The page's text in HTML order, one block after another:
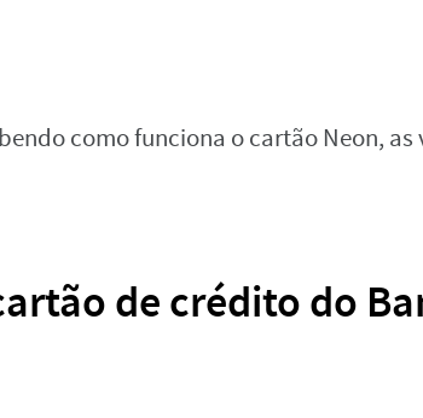
como funciona o cartão Neon, as
de crédito do